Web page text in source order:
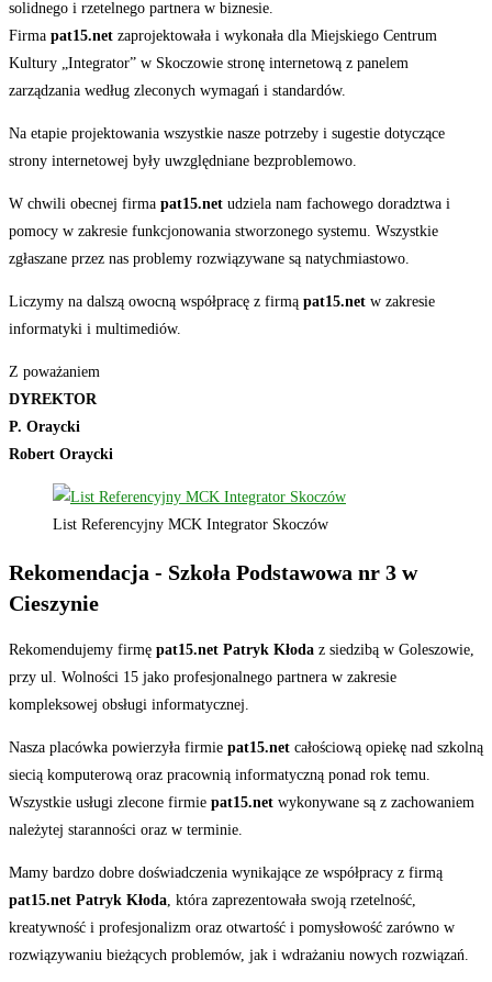
solidnego i rzetelnego partnera w biznesie.
Firma pat15.net zaprojektowała i wykonała dla Miejskiego Centrum
Kultury „Integrator” w Skoczowie stronę internetową z panelem
zarządzania według zleconych wymagań i standardów.
Na etapie projektowania wszystkie nasze potrzeby i sugestie dotyczące
strony internetowej były uwzględniane bezproblemowo.
W chwili obecnej firma pat15.net udziela nam fachowego doradztwa i
pomocy w zakresie funkcjonowania stworzonego systemu. Wszystkie
zgłaszane przez nas problemy rozwiązywane są natychmiastowo.
Liczymy na dalszą owocną współpracę z firmą pat15.net w zakresie
informatyki i multimediów.
Z poważaniem
DYREKTOR
P. Oraycki
Robert Oraycki
List Referencyjny MCK Integrator Skoczów
Rekomendacja - Szkoła Podstawowa nr 3 w
Cieszynie
Rekomendujemy firmę pat15.net Patryk Kłoda z siedzibą w Goleszowie,
przy ul. Wolności 15 jako profesjonalnego partnera w zakresie
kompleksowej obsługi informatycznej.
Nasza placówka powierzyła firmie pat15.net całościową opiekę nad szkolną
siecią komputerową oraz pracownią informatyczną ponad rok temu.
Wszystkie usługi zlecone firmie pat15.net wykonywane są z zachowaniem
należytej staranności oraz w terminie.
Mamy bardzo dobre doświadczenia wynikające ze współpracy z firmą
pat15.net Patryk Kłoda, która zaprezentowała swoją rzetelność,
kreatywność i profesjonalizm oraz otwartość i pomysłowość zarówno w
rozwiązywaniu bieżących problemów, jak i wdrażaniu nowych rozwiązań.